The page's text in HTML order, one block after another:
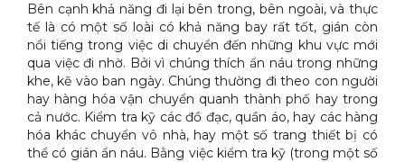
Bên cạnh khả năng đi lại bên trong, bên ngoài, và thực
tế là có một số loài có khả năng bay rất tốt, gián còn
nổi tiếng trong việc di chuyển đến những khu vực mới
qua việc đi nhờ. Bởi vì chúng thích ẩn náu trong những
khe, kẽ vào ban ngày. Chúng thường đi theo con người
hay hàng hóa vận chuyển quanh thành phố hay trong
cả nước. Kiểm tra kỹ các đồ đạc, quần áo, hay các hàng
hóa khác chuyển vô nhà, hay một số trang thiết bị có
thể có gián ẩn náu. Bằng việc kiểm tra kỹ (trong một số